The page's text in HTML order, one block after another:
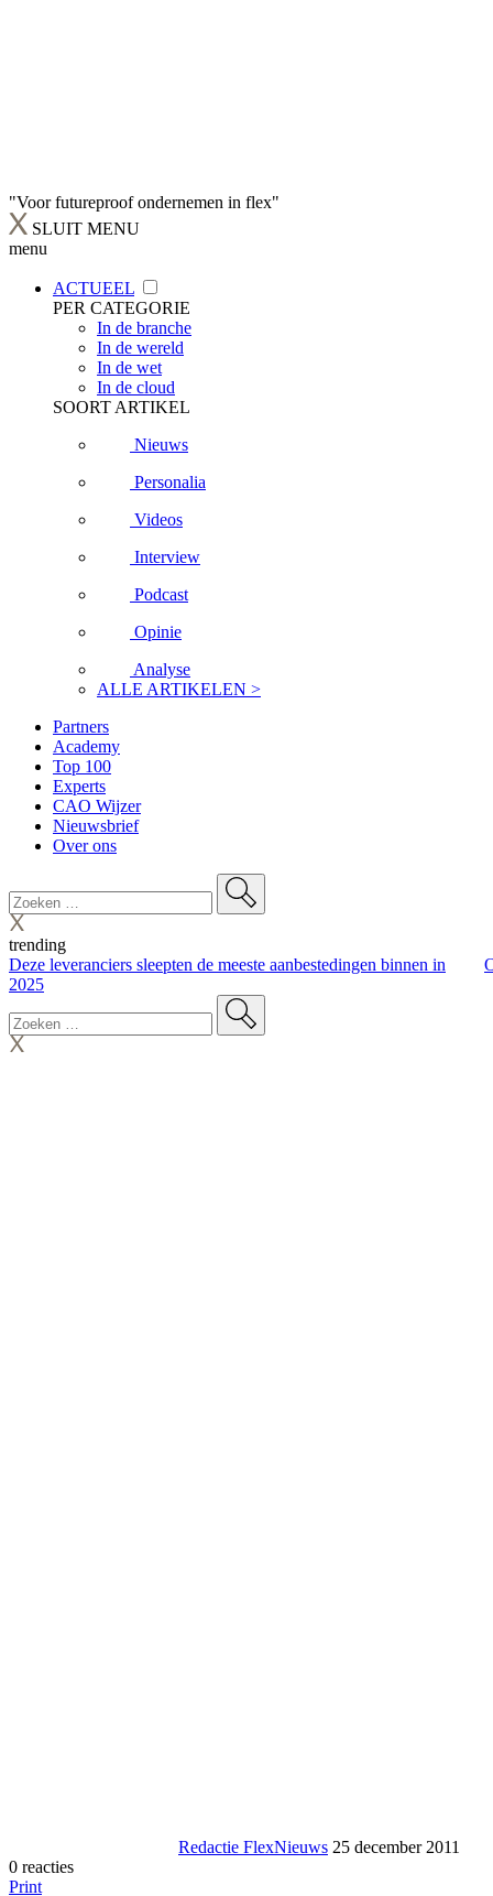
"Voor futureproof ondernemen in flex"
SLUIT MENU
menu
ACTUEEL
PER CATEGORIE
In de branche
In de wereld
In de wet
In de cloud
SOORT ARTIKEL
Nieuws
Personalia
Videos
Interview
Podcast
Opinie
Analyse
ALLE ARTIKELEN >
Partners
Academy
Top 100
Experts
CAO Wijzer
Nieuwsbrief
Over ons
trending
Deze leveranciers sleepten de meeste aanbestedingen binnen in
2025
Redactie FlexNieuws 25 december 2011
0 reacties
Print